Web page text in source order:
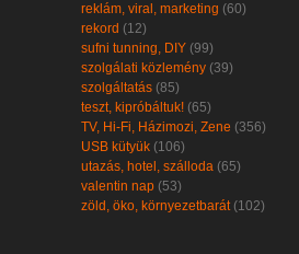
reklám, viral, marketing (60)
rekord (12)
sufni tunning, DIY (99)
szolgálati közlemény (39)
szolgáltatás (85)
teszt, kipróbáltuk! (65)
TV, Hi-Fi, Házimozi, Zene (356)
USB kütyük (106)
utazás, hotel, szálloda (65)
valentin nap (53)
zöld, öko, környezetbarát(102)